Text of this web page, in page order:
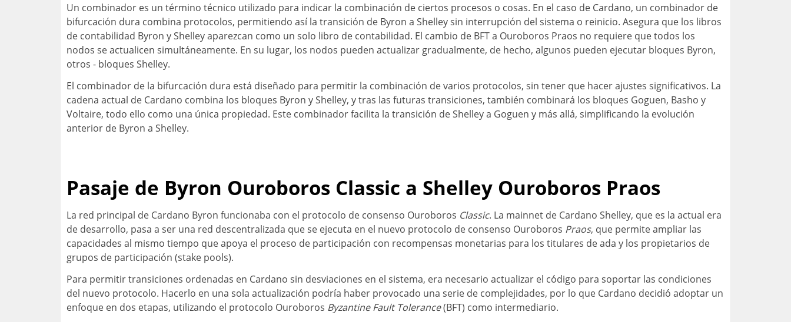
Un combinador es un término técnico utilizado para indicar la combinación de ciertos procesos o cosas. En el caso de Cardano, un combinador de
bifurcación dura combina protocolos, permitiendo así la transición de Byron a Shelley sin interrupción del sistema o reinicio. Asegura que los libros
de contabilidad Byron y Shelley aparezcan como un solo libro de contabilidad. El cambio de BFT a Ouroboros Praos no requiere que todos los
nodos se actualicen simultáneamente. En su lugar, los nodos pueden actualizar gradualmente, de hecho, algunos pueden ejecutar bloques Byron,
otros - bloques Shelley.
El combinador de la bifurcación dura está diseñado para permitir la combinación de varios protocolos, sin tener que hacer ajustes significativos. La
cadena actual de Cardano combina los bloques Byron y Shelley, y tras las futuras transiciones, también combinará los bloques Goguen, Basho y
Voltaire, todo ello como una única propiedad. Este combinador facilita la transición de Shelley a Goguen y más allá, simplificando la evolución
anterior de Byron a Shelley.
Pasaje de Byron Ouroboros Classic a Shelley Ouroboros Praos
La red principal de Cardano Byron funcionaba con el protocolo de consenso Ouroboros Classic. La mainnet de Cardano Shelley, que es la actual era
de desarrollo, pasa a ser una red descentralizada que se ejecuta en el nuevo protocolo de consenso Ouroboros Praos, que permite ampliar las
capacidades al mismo tiempo que apoya el proceso de participación con recompensas monetarias para los titulares de ada y los propietarios de
grupos de participación (stake pools).
Para permitir transiciones ordenadas en Cardano sin desviaciones en el sistema, era necesario actualizar el código para soportar las condiciones
del nuevo protocolo. Hacerlo en una sola actualización podría haber provocado una serie de complejidades, por lo que Cardano decidió adoptar un
enfoque en dos etapas, utilizando el protocolo Ouroboros Byzantine Fault Tolerance(BFT) como intermediario.